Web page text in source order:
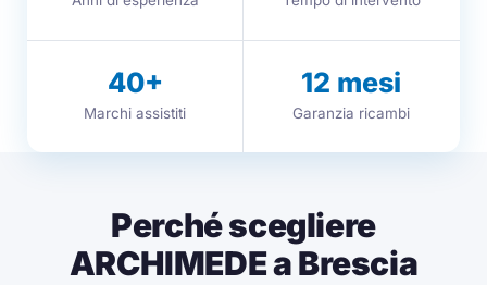
40+
Marchi assistiti
12 mesi
Garanzia ricambi
Perché scegliere
ARCHIMEDE a Brescia